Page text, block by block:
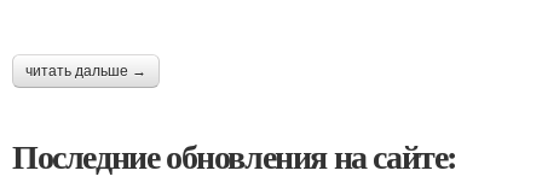
читать дальше →
Последние обновления на сайте: